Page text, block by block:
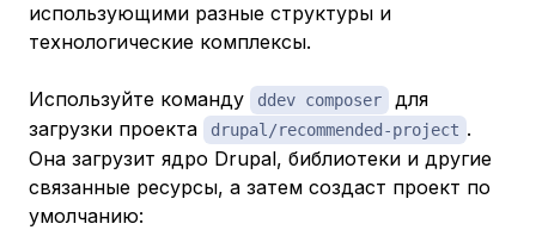
использующими разные структуры и
технологические комплексы.
Используйте команду ddev composer
для
загрузки проекта
drupal/recommended-project .
Она загрузит ядро Drupal, библиотеки и другие
связанные ресурсы, а затем создаст проект по
умолчанию: